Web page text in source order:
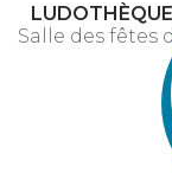
Salle des fêtes